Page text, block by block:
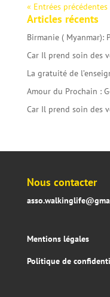
« Entrées précédentes
Articles récents
Birmanie ( Myanmar):
Car Il prend soin des
La gratuité de
Amour du Prochain :
Car Il prend soin des
Nous contacter
Mentions légales
Politique de